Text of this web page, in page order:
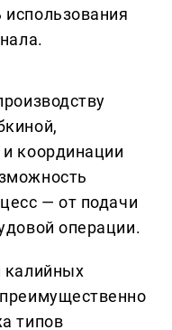
координации
— от подачи
операции.
калийных
типов